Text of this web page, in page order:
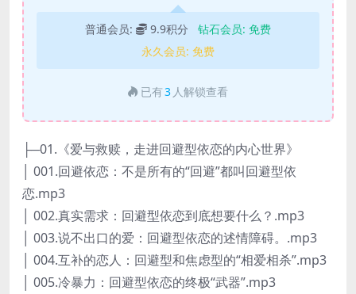
普通会员: 9.9积分 钻石会员: 免费
永久会员: 免费
已有3 人解锁查看
├─01.《爱与救赎，走进回避型依恋的内心世界》
│ 001.回避依恋：不是所有的“回避”都叫回避型依
恋.mp3
│ 002.真实需求：回避型依恋到底想要什么？.mp3
│ 003.说不出口的爱：回避型依恋的述情障碍。.mp3
│ 004.互补的恋人：回避型和焦虑型的“相爱相杀”.mp3
│ 005.冷暴力：回避型依恋的终极“武器”.mp3